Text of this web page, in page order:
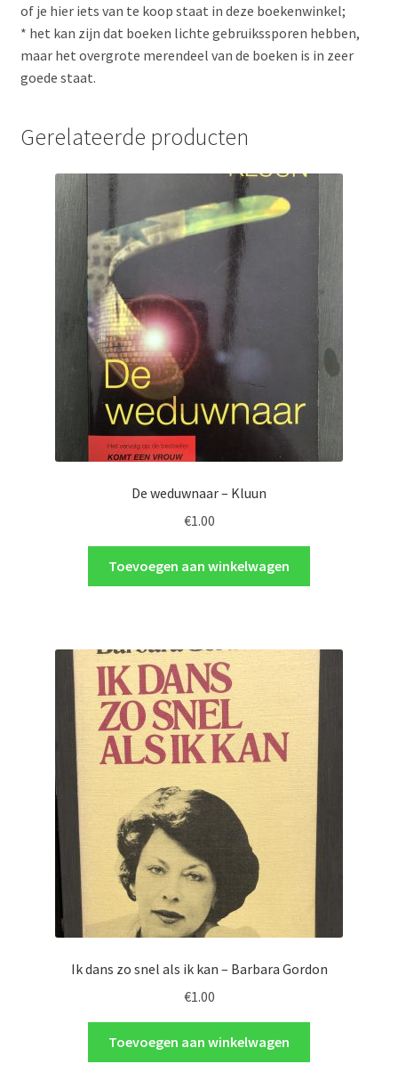
of je hier iets van te koop staat in deze boekenwinkel;
* het kan zijn dat boeken lichte gebruikssporen hebben,
maar het overgrote merendeel van de boeken is in zeer
goede staat.
Gerelateerde producten
De weduwnaar – Kluun
€1.00
Toevoegen aan winkelwagen
Ik dans zo snel als ik kan – Barbara Gordon
€1.00
Toevoegen aan winkelwagen